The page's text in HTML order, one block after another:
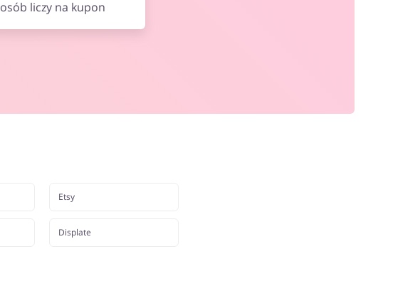
osób liczy na kupon
Etsy
Displate